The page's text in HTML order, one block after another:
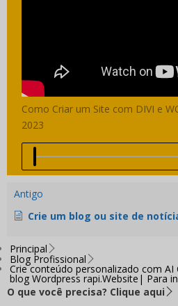
Como Criar um Site com DIVI e
2023
Video
progress:
0%
Antigo
Crie um blog ou site de notícias usando o tema
Principal
Blog Profissional
Crie conteúdo personalizado com AI
blog Wordpress rapi.Website| Para
O que você precisa? Clique aqui